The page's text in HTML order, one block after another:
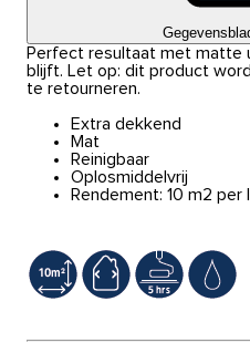
Perfect resultaat met matte
blijft. Let op: dit product
te retourneren.
Extra dekkend
Mat
Reinigbaar
Oplosmiddelvrij
Rendement: 10 m2 per